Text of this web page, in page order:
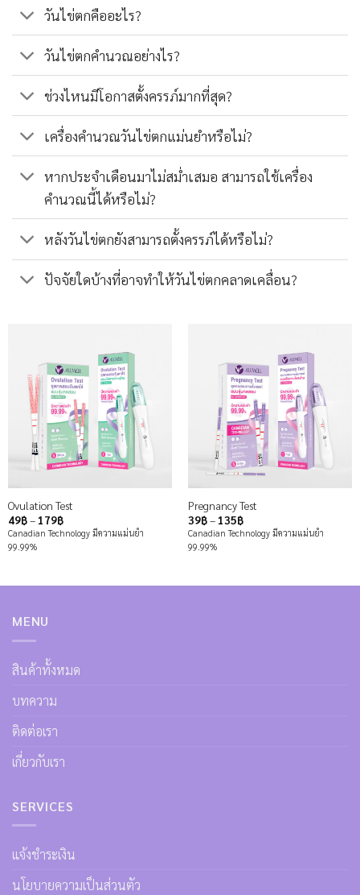
วันไข่ตกคืออะไร?
วันไข่ตกคำนวณอย่างไร?
ช่วงไหนมีโอกาสตั้งครรภ์มากที่สุด?
เครื่องคำนวณวันไข่ตกแม่นยำหรือไม่?
หากประจำเดือนมาไม่สม่ำเสมอ สามารถใช้เครื่อง
คำนวณนี้ได้หรือไม่?
หลังวันไข่ตกยังสามารถตั้งครรภ์ได้หรือไม่?
ปัจจัยใดบ้างที่อาจทำให้วันไข่ตกคลาดเคลื่อน?
Ovulation Test
49฿– 179฿Price
range:
49฿
Canadian Technology มีความแม่นยำ
99.99%
Pregnancy Test
39฿– 135฿Price
range:
39฿
Canadian Technology มีความแม่นยำ
99.99%
MENU
สินค้าทั้งหมด
บทความ
ติดต่อเรา
เกี่ยวกับเรา
SERVICES
แจ้งชำระเงิน
นโยบายความเป็นส่วนตัว